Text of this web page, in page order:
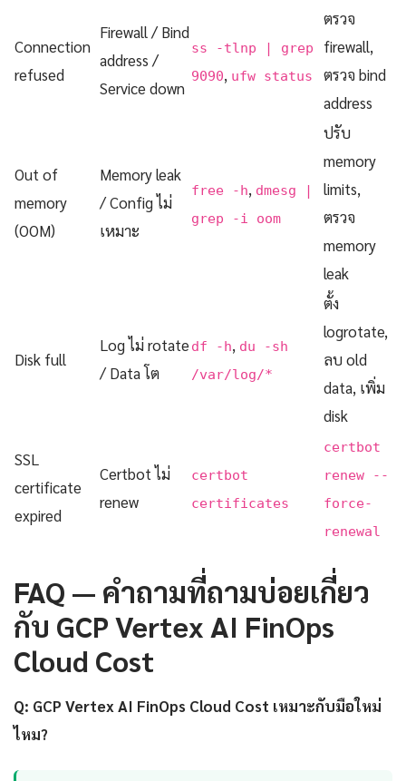
Connection
refused
Firewall / Bind
address /
Service down
ss -tlnp | grep
9090, ufw status
ตรวจ
firewall,
ตรวจ bind
address
Out of
memory
(OOM)
Memory leak
/ Config ไม่
เหมาะ
free -h, dmesg |
grep -i oom
ปรับ
memory
limits,
ตรวจ
memory
leak
Disk full
Log ไม่ rotate
/ Data โต
df -h, du -sh
/var/log/*
ตั้ง
logrotate,
ลบ old
data, เพิ่ม
disk
SSL
certificate
expired
Certbot ไม่
renew
certbot
certificates
certbot
renew --
force-
renewal
FAQ — คำถามที่ถามบ่อยเกี่ยว
กับ GCP Vertex AI FinOps
Cloud Cost
Q: GCP Vertex AI FinOps Cloud Cost เหมาะกับมือใหม่
ไหม?